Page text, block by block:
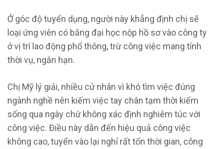
Ở góc độ tuyển dụng, người này khẳng định chị sẽ
loại ứng viên có bằng đại học nộp hồ sơ vào công ty
ở vị trí lao động phổ thông, trừ công việc mang tính
thời vụ, ngắn hạn.
Chị Mỹ lý giải, nhiều cử nhân vì khó tìm việc đúng
ngành nghề nên kiếm việc tay chân tạm thời kiếm
sống qua ngày chứ không xác định nghiêm túc với
công việc. Điều này dẫn đến hiệu quả công việc
không cao, tuyển vào lại nghỉ rất tốn thời gian, công